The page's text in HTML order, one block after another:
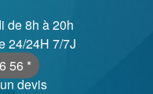
de 8h à 20h
24/24H 7/7J
56 *
devis